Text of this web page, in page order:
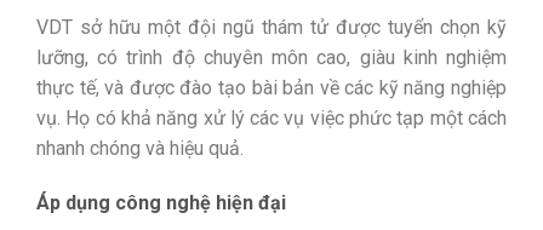
VDT sở hữu một đội ngũ thám tử được tuyển chọn kỹ
lưỡng, có trình độ chuyên môn cao, giàu kinh nghiệm
thực tế, và được đào tạo bài bản về các kỹ năng nghiệp
vụ. Họ có khả năng xử lý các vụ việc phức tạp một cách
nhanh chóng và hiệu quả.
Áp dụng công nghệ hiện đại